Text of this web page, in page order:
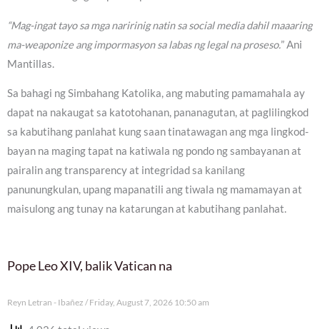
“Mag-ingat tayo sa mga naririnig natin sa social media dahil maaaring
ma-weaponize ang impormasyon sa labas ng legal na proseso.” Ani
Mantillas.
Sa bahagi ng Simbahang Katolika, ang mabuting pamamahala ay
dapat na nakaugat sa katotohanan, pananagutan, at paglilingkod
sa kabutihang panlahat kung saan tinatawagan ang mga lingkod-
bayan na maging tapat na katiwala ng pondo ng sambayanan at
pairalin ang transparency at integridad sa kanilang
panunungkulan, upang mapanatili ang tiwala ng mamamayan at
maisulong ang tunay na katarungan at kabutihang panlahat.
Pope Leo XIV, balik Vatican na
Reyn Letran - Ibañez Friday, August 7, 2026 10:50 am